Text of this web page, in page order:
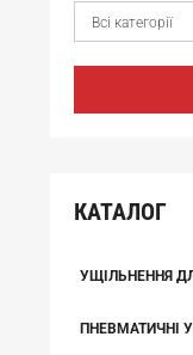
КАТАЛОГ
УЩІЛЬНЕННЯ
ПНЕВМАТИЧНІ